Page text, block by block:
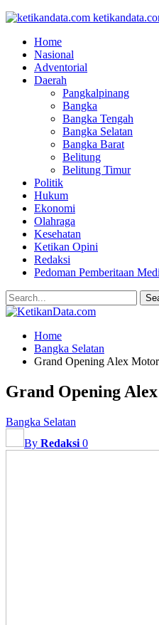
Home
Nasional
Adventorial
Daerah
Pangkalpinang
Bangka
Bangka Tengah
Bangka Selatan
Bangka Barat
Belitung
Belitung Timur
Politik
Hukum
Ekonomi
Olahraga
Kesehatan
Ketikan Opini
Redaksi
Pedoman Pemberitaan
Home
Bangka Selatan
Grand Opening Alex
Grand Opening
Bangka Selatan
By Redaksi 0